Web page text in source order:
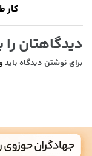
کار
دیدگاهتان را
برای نوشتن دیدگاه باید